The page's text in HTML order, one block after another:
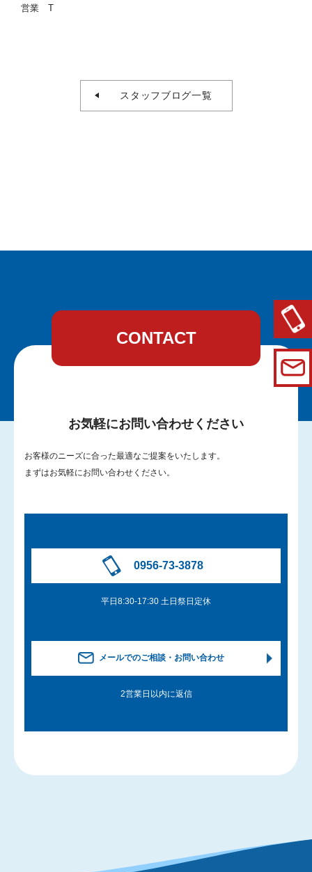
営業 T
スタッフブログ一覧
CONTACT
お気軽にお問い合わせください
お客様のニーズに合った最適なご提案をいたします。
まずはお気軽にお問い合わせください。
0956-73-3878
平日8:30-17:30 土日祭日定休
メールでのご相談・お問い合わせ
2営業日以内に返信